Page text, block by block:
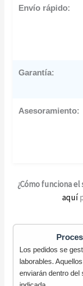
Envío rápido:
Garantía:
Asesoramiento:
¿Cómo funciona
aquí
Los pedidos se
laborables.
enviarán dentro del